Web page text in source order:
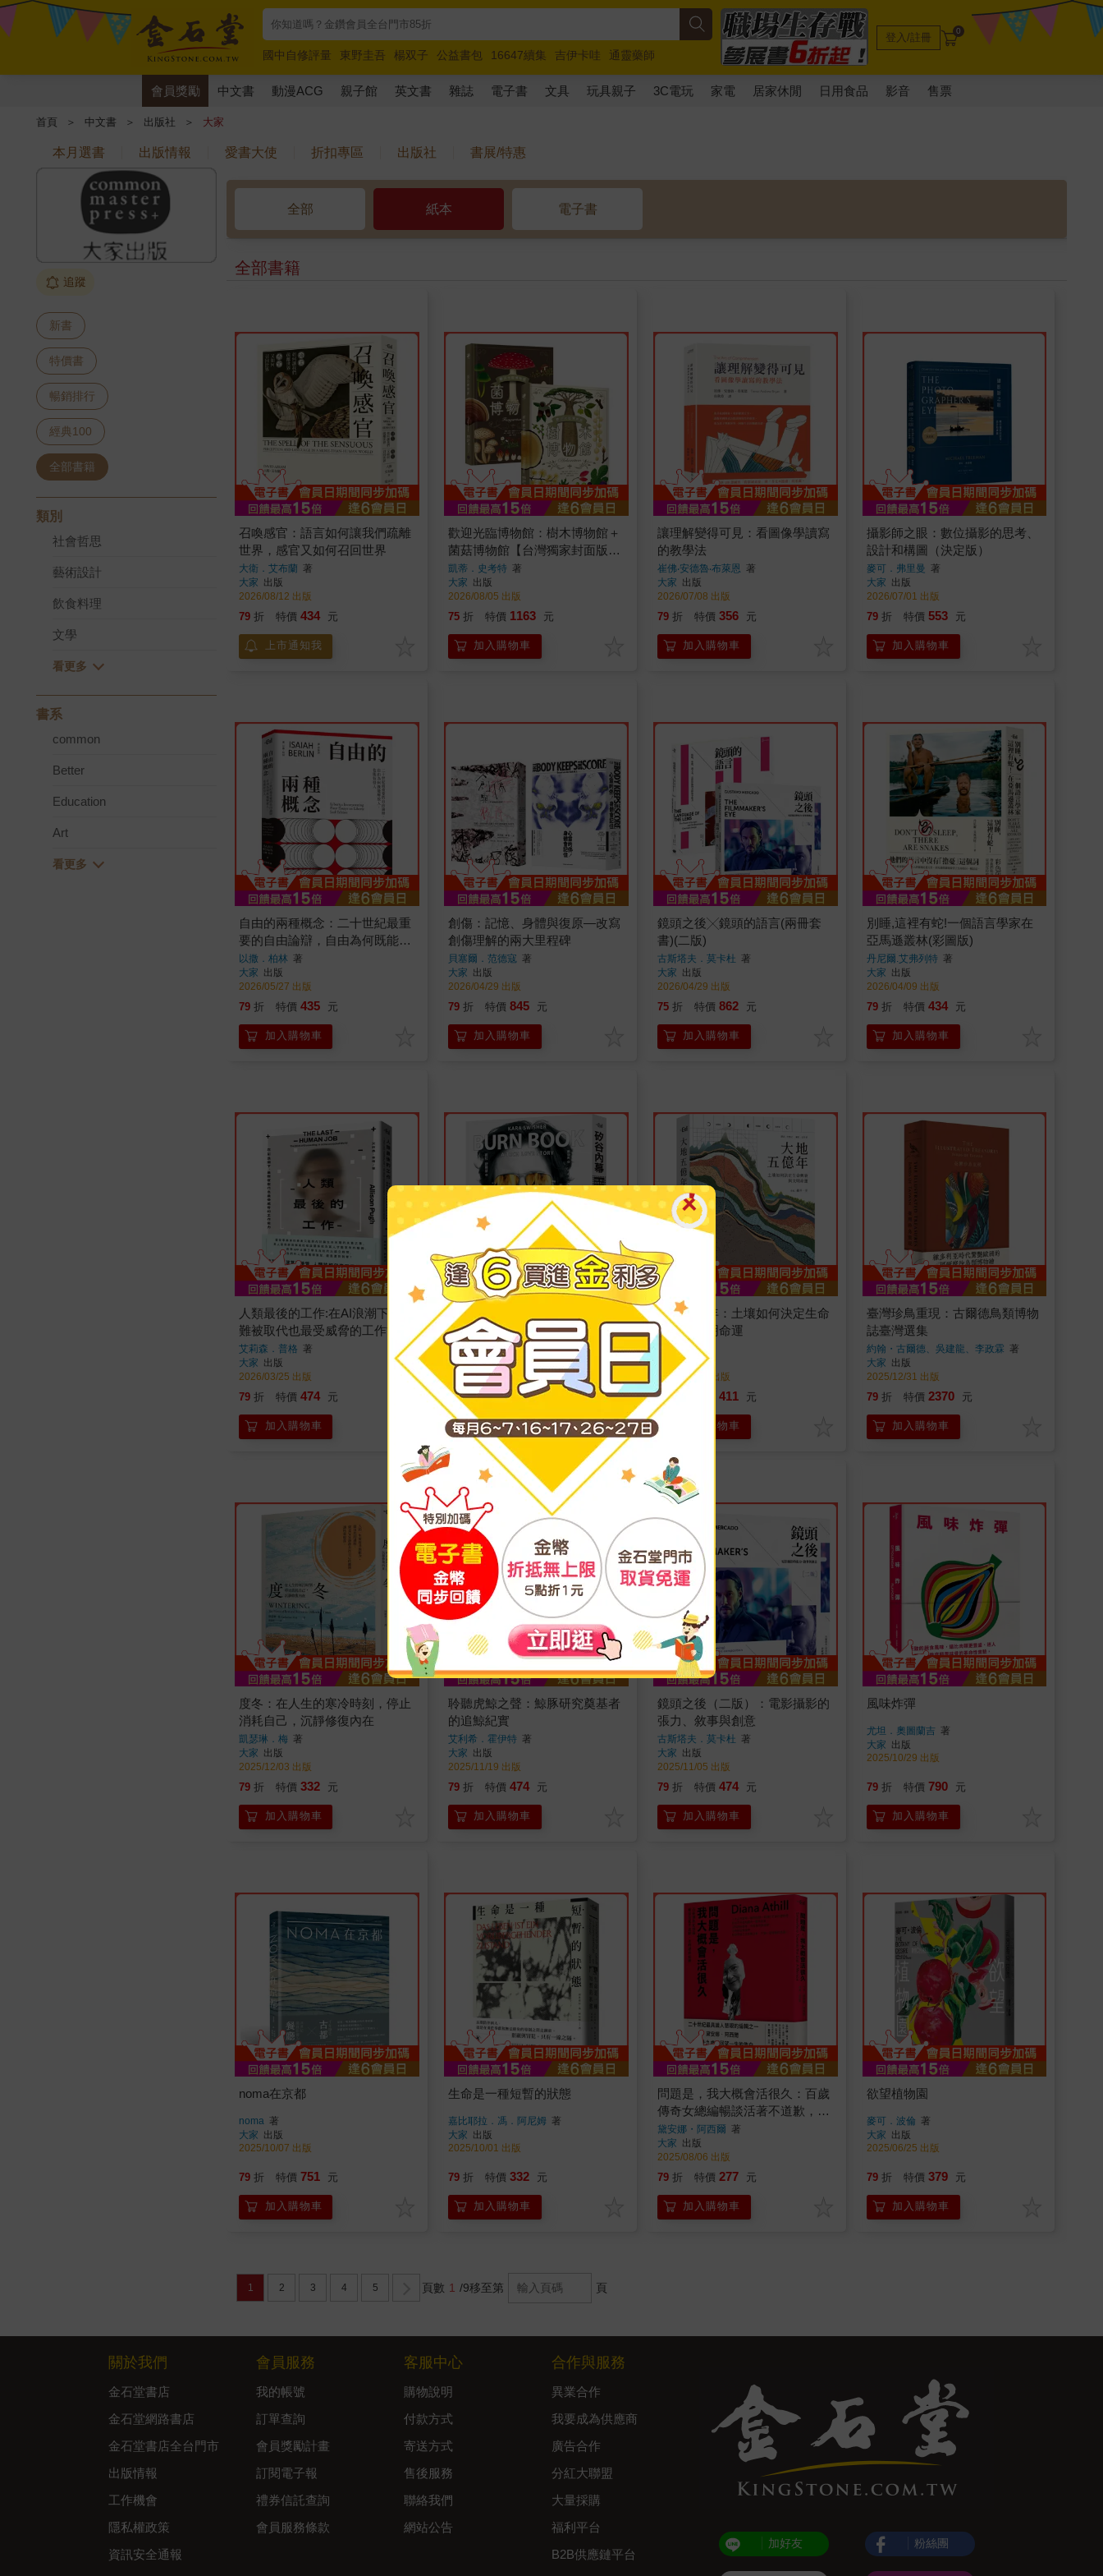
國中自修評量 東野圭吾 楊双子 公益書包 16647續集 吉伊卡哇
通靈藥師
唯紅花綻放
奧德賽 路邊攤新作 馬斯克 玩具總動員5 超慢跑
登入/註冊 0
會員獎勵 中文書 動漫ACG 親子館 英文書 雜誌 電子書 文具 玩具親子 3C電玩 家電 居家休閒 日用食品 影音 售票
首頁 ＞ 中文書 ＞ 出版社 ＞ 大家
本月選書 出版情報 愛書大使 折扣專區 出版社 書展/特惠
追蹤
新書
特價書
暢銷排行
經典100
全部書籍
類別
社會哲思
藝術設計
飲食料理
文學
書系
common
Better
Education
Art
全部 紙本 電子書
全部書籍
召喚感官：語言如何讓我們疏離
世界，感官又如何召回世界
大衛．艾布蘭 著
大家 出版
2026/08/12 出版
79 折 特價 434 元
上市通知我
歡迎光臨博物館：樹木博物館＋
菌菇博物館【台灣獨家封面版】
（兩冊套書）
凱蒂．史考特著
大家 出版
2026/08/05 出版
75 折 特價 1163 元
加入購物車
讓理解變得可見：看圖像學讀寫
的教學法
崔佛‧安德魯‧布萊恩 著
大家 出版
2026/07/08 出版
79 折 特價 356 元
加入購物車
攝影師之眼：數位攝影的思考、
設計和構圖（決定版）
麥可．弗里曼 著
大家 出版
2026/07/01 出版
79 折 特價 553 元
加入購物車
自由的兩種概念：二十世紀最重
要的自由論辯，自由為何既能解
放人，也能奴役人
以撒．柏林 著
大家 出版
2026/05/27 出版
79 折 特價 435 元
加入購物車
創傷：記憶、身體與復原—改寫
創傷理解的兩大里程碑
貝塞爾．范德寇著
大家 出版
2026/04/29 出版
79 折 特價 845 元
加入購物車
鏡頭之後╳鏡頭的語言(兩冊套
書)(二版)
古斯塔夫．莫卡杜 著
大家 出版
2026/04/29 出版
75 折 特價 862 元
加入購物車
別睡,這裡有蛇!一個語言學家在
亞馬遜叢林(彩圖版)
丹尼爾.艾弗列特著
大家 出版
2026/04/09 出版
79 折 特價 434 元
加入購物車
人類最後的工作:在AI浪潮下,最
難被取代也最受威脅的工作能力
艾莉森．普格 著
大家 出版
2026/03/25 出版
79 折 特價 474 元
加入購物車
矽谷內幕：科技、權力與真相的
現場紀實
凱拉．舒維瑟著
大家出版
2026/01/28 出版
79 折 特價 395 元
加入購物車
大地五億年：土壤如何決定生命
興衰與文明命運
藤井一至著
大家出版
2026/01/21 出版
79 折 411 元
加入購物車
臺灣珍鳥重現：古爾德鳥類博物
誌臺灣選集
約翰・古爾德、吳建龍、李政霖 著
大家 出版
2025/12/31 出版
79 折 特價 2370 元
加入購物車
度冬：在人生的寒冷時刻，停止
消耗自己，沉靜修復內在
凱瑟琳．梅 著
大家 出版
2025/12/03 出版
79 折 特價 332 元
加入購物車
聆聽虎鯨之聲：鯨豚研究奠基者
的追鯨紀實
艾利希．霍伊特著
大家 出版
2025/11/19 出版
79 折 特價 474 元
加入購物車
鏡頭之後（二版）：電影攝影的
張力、敘事與創意
古斯塔夫．莫卡杜 著
大家 出版
2025/11/05 出版
79 折 特價 474 元
加入購物車
風味炸彈
尤坦．奧圖蘭吉著
大家 出版
2025/10/29 出版
79 折 特價 790 元
加入購物車
noma在京都
noma 著
大家 出版
2025/10/07 出版
79 折 特價 751 元
加入購物車
生命是一種短暫的狀態
嘉比耶拉．馮．阿尼姆 著
大家 出版
2025/10/01 出版
79 折 特價 332 元
加入購物車
問題是，我大概會活很久：百歲
傳奇女總編暢談活著不道歉，走
時盡興如願
黛安娜・阿西爾 著
大家 出版
2025/08/06 出版
79 折 特價 277 元
加入購物車
欲望植物園
麥可．波倫 著
大家 出版
2025/06/25 出版
79 折 特價 379 元
加入購物車
1 2 3 4 5 頁數 1 /9移至第 頁
關於我們
金石堂書店
金石堂網路書店
金石堂書店全台門市
出版情報
工作機會
隱私權政策
資訊安全通報
會員服務
我的帳號
訂單查詢
會員獎勵計畫
訂閱電子報
禮券信託查詢
會員服務條款
客服中心
購物說明
付款方式
寄送方式
售後服務
聯絡我們
網站公告
合作與服務
異業合作
我要成為供應商
廣告合作
分紅大聯盟
大量採購
福利平台
B2B供應鏈平台
加好友 粉絲團